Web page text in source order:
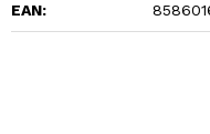
EAN: